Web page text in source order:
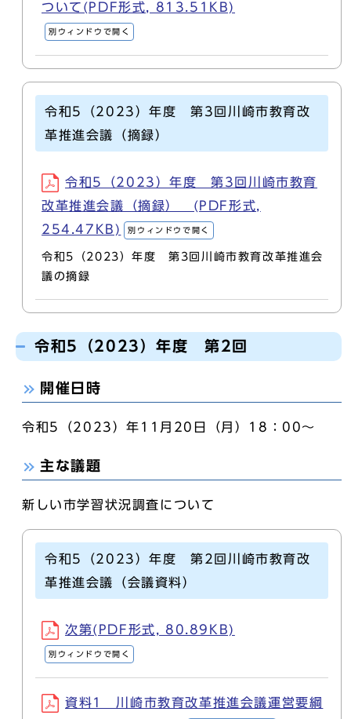
ついて(PDF形式, 813.51KB)
別ウィンドウで開く
令和5（2023）年度 第3回川崎市教育改
革推進会議（摘録）
令和5（2023）年度 第3回川崎市教育
改革推進会議（摘録） (PDF形式,
254.47KB)
別ウィンドウで開く
令和5（2023）年度 第3回川崎市教育改革推進会
議の摘録
令和5（2023）年度 第2回
開催日時
令和5（2023）年11月20日（月）18：00～
主な議題
新しい市学習状況調査について
令和5（2023）年度 第2回川崎市教育改
革推進会議（会議資料）
次第(PDF形式, 80.89KB)
別ウィンドウで開く
資料1 川崎市教育改革推進会議運営要綱